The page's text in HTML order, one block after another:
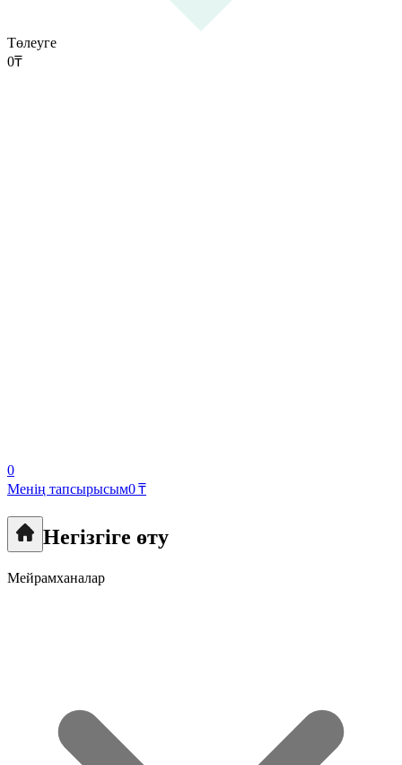
Төлеуге
0₸
0
Менің тапсырысым0 ₸
Негізгіге өту
Мейрамханалар